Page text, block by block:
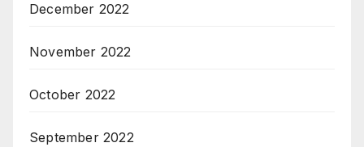
December 2022
November 2022
October 2022
September 2022